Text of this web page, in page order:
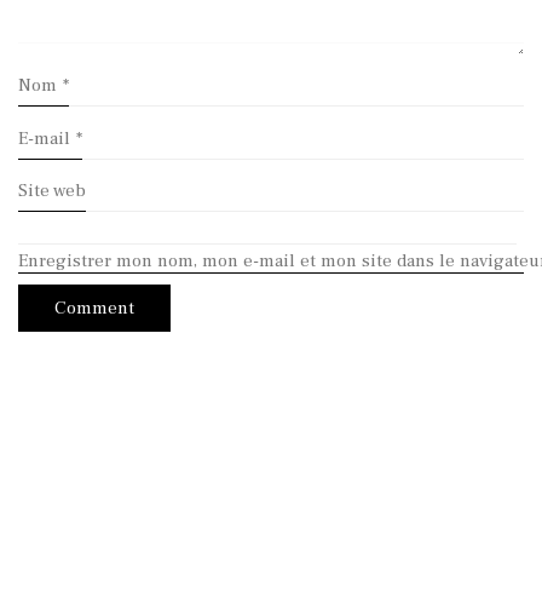
Nom *
E-mail *
Site web
Enregistrer mon nom, mon e-mail et mon site dans le